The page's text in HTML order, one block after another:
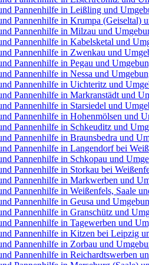
Pannenhilfe in Leißling und
Pannenhilfe in Krumpa (Geiseltal)
Pannenhilfe in Milzau und
Pannenhilfe in Kabelsketal und
Pannenhilfe in Zwenkau und
Pannenhilfe in Pegau und
Pannenhilfe in Nessa und
Pannenhilfe in Uichteritz und
Pannenhilfe in Markranstädt und
Pannenhilfe in Starsiedel und
Pannenhilfe in Hohenmölsen und
Pannenhilfe in Schkeuditz und
Pannenhilfe in Braunsbedra und
Pannenhilfe in Langendorf bei
Pannenhilfe in Schkopau und
Pannenhilfe in Storkau bei
Pannenhilfe in Markwerben und
Pannenhilfe in Weißenfels, Saale
Pannenhilfe in Geusa und
Pannenhilfe in Granschütz und
Pannenhilfe in Tagewerben und
Pannenhilfe in Kitzen bei Leipzig
Pannenhilfe in Zorbau und
Pannenhilfe in Reichardtswerben